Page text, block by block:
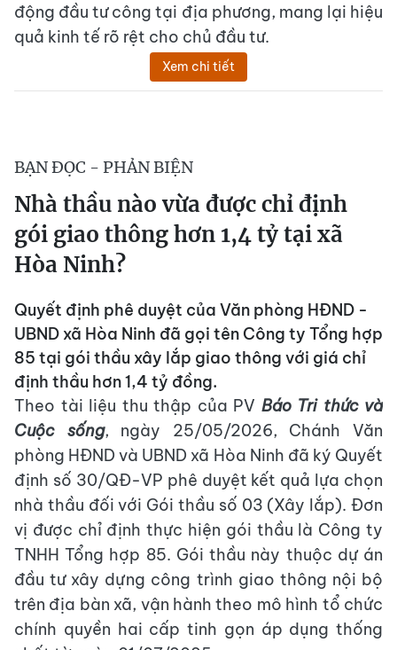
động đầu tư công tại địa phương, mang lại hiệu
quả kinh tế rõ rệt cho chủ đầu tư.
Xem chi tiết
BẠN ĐỌC - PHẢN BIỆN
Nhà thầu nào vừa được chỉ định
gói giao thông hơn 1,4 tỷ tại xã
Hòa Ninh?
Quyết định phê duyệt của Văn phòng HĐND -
UBND xã Hòa Ninh đã gọi tên Công ty Tổng hợp
85 tại gói thầu xây lắp giao thông với giá chỉ
định thầu hơn 1,4 tỷ đồng.
Theo tài liệu thu thập của PV Báo Tri thức và
Cuộc sống, ngày 25/05/2026, Chánh Văn
phòng HĐND và UBND xã Hòa Ninh đã ký Quyết
định số 30/QĐ-VP phê duyệt kết quả lựa chọn
nhà thầu đối với Gói thầu số 03 (Xây lắp). Đơn
vị được chỉ định thực hiện gói thầu là Công ty
TNHH Tổng hợp 85. Gói thầu này thuộc dự án
đầu tư xây dựng công trình giao thông nội bộ
trên địa bàn xã, vận hành theo mô hình tổ chức
chính quyền hai cấp tinh gọn áp dụng thống